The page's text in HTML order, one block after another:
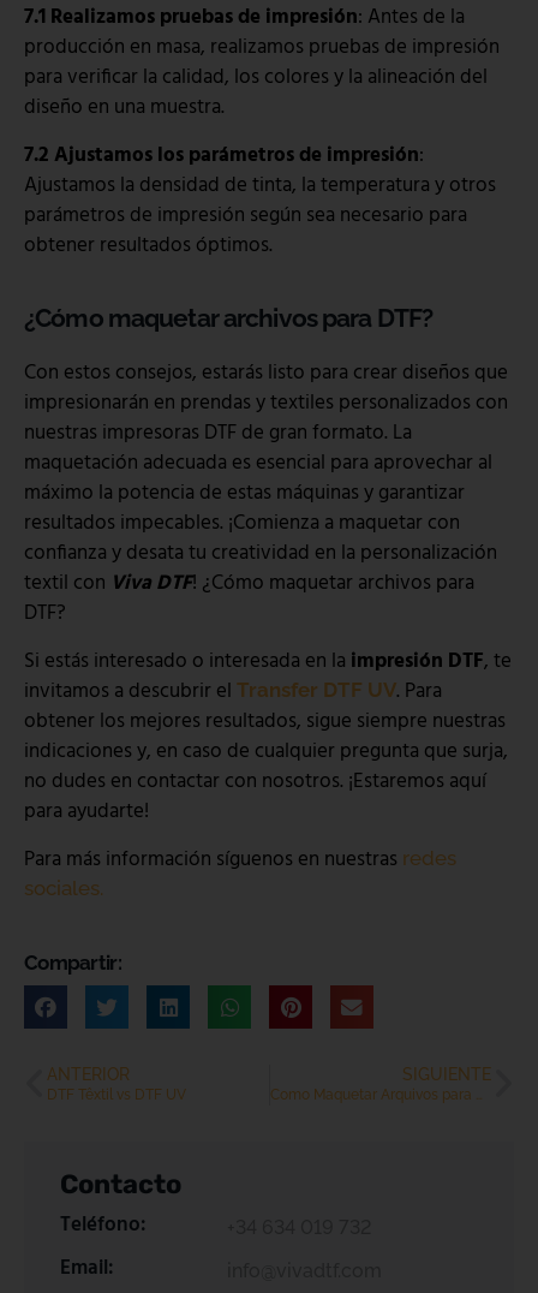
7.1 Realizamos pruebas de impresión: Antes de la
producción en masa, realizamos pruebas de impresión
para verificar la calidad, los colores y la alineación del
diseño en una muestra.
7.2 Ajustamos los parámetros de impresión:
Ajustamos la densidad de tinta, la temperatura y otros
parámetros de impresión según sea necesario para
obtener resultados óptimos.
¿Cómo maquetar archivos para DTF?
Con estos consejos, estarás listo para crear diseños que
impresionarán en prendas y textiles personalizados con
nuestras impresoras DTF de gran formato. La
maquetación adecuada es esencial para aprovechar al
máximo la potencia de estas máquinas y garantizar
resultados impecables. ¡Comienza a maquetar con
confianza y desata tu creatividad en la personalización
textil con Viva DTF! ¿Cómo maquetar archivos para
DTF?
Si estás interesado o interesada en la impresión DTF, te
invitamos a descubrir el Transfer DTF UV. Para
obtener los mejores resultados, sigue siempre nuestras
indicaciones y, en caso de cualquier pregunta que surja,
no dudes en contactar con nosotros. ¡Estaremos aquí
para ayudarte!
Para más información síguenos en nuestras redes
sociales.
Compartir:
ANTERIOR
DTF Têxtil vs DTF UV
SIGUIENTE
Como Maquetar Arquivos para DTF?
Contacto
Teléfono:
Email: